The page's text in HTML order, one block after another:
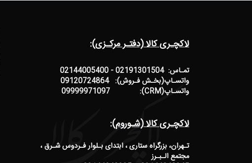
لاکچـری کالا (دفتـر مرکـزی):
تمـاس: 02191301504 - 02144005400
واتسـاپ(بخـش فـروش): 09120724864
واتسـاپ(CRM): 09999971097
لاکچـری کالا (شـوروم):
تـهران، بزرگراه ستاری ، ابتدای بـلوار فـردوس شـرق ،
مجتمع الـبـرز